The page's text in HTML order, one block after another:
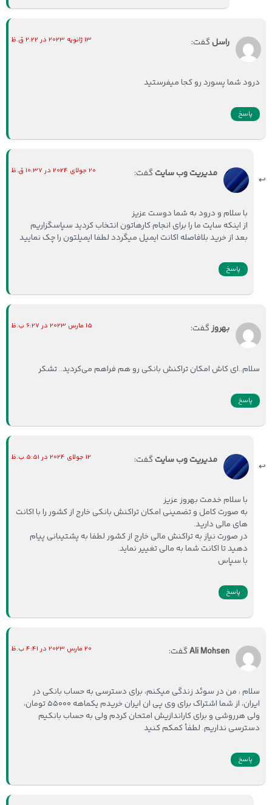
راسلگفت: 13 ژانویه 2023 در 2:22 ق.ظ
درود شما پسورد رو کجا میفرستید
پاسخ
مدیریت وب سایتگفت: 20 جولای 2024 در 10:37 ق.ظ
با سلام و درود به شما دوست عزیز
از اینکه سایت ما را برای انجام کارهاتون انتخاب کردید سپاسگزاریم
بعد از خرید بلافاصله اکانت ایمیل میگردد لطفا ایمیلتون را چک نمایید
پاسخ
بهروزگفت: 15 مارس 2023 در 6:27 ب.ظ
سلام..ای کاش امکان تراکنش بانکی رو هم فراهم می‌کردید.. تشکر
پاسخ
مدیریت وب سایتگفت: 12 جولای 2024 در 5:51 ب.ظ
با سلام خدمت بهروز عزیز
به صورت کامل و تضمینی امکان تراکنش بانکی خارج از کشور را با اکانت
های مالی دارید.
در صورت نیاز به تراکنش مالی خارج از کشور لطفا به پشتیبانی پیام
دهید تا اکانت شما به مالی تغییر نماید.
با سپاس
پاسخ
Ali Mohsenگفت: 20 مارس 2023 در 4:41 ب.ظ
سلام ، من در سوئد زندگی میکنم، برای دسترسی به حساب بانکی در
ایران، از شما اشتراک برای وی پی ان ایران خریدم یکماهه ۵۵۰۰۰ تومان،
ولی هرروشی و برای کاراندازیش امتحان کردم ولی به حساب بانکیم
دسترسی نداریم. لطفأ کمکم کنید
پاسخ